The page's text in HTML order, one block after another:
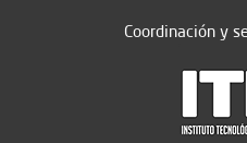
Coordinación y